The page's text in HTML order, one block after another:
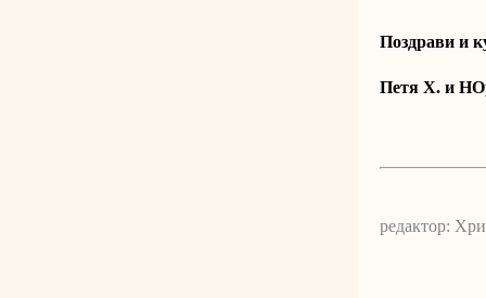
Поздрави и
Петя Х. и
редактор: